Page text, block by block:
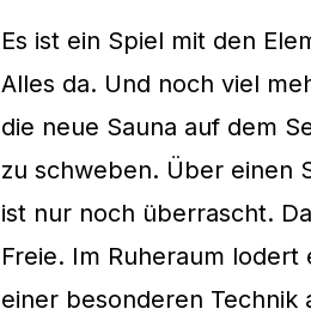
Es ist ein Spiel mit den
Alles da. Und noch viel
die neue Sauna auf dem
zu schweben. Über einen
ist nur noch überrascht.
Freie. Im Ruheraum lodert
einer besonderen Technik